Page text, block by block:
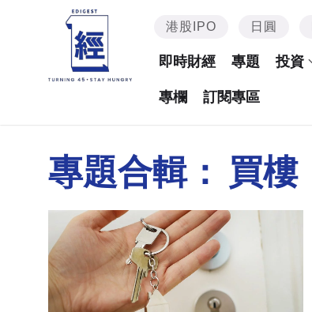
港股IPO 日圓
即時財經 專題 投資
專欄 訂閱專區
專題合輯： 買樓